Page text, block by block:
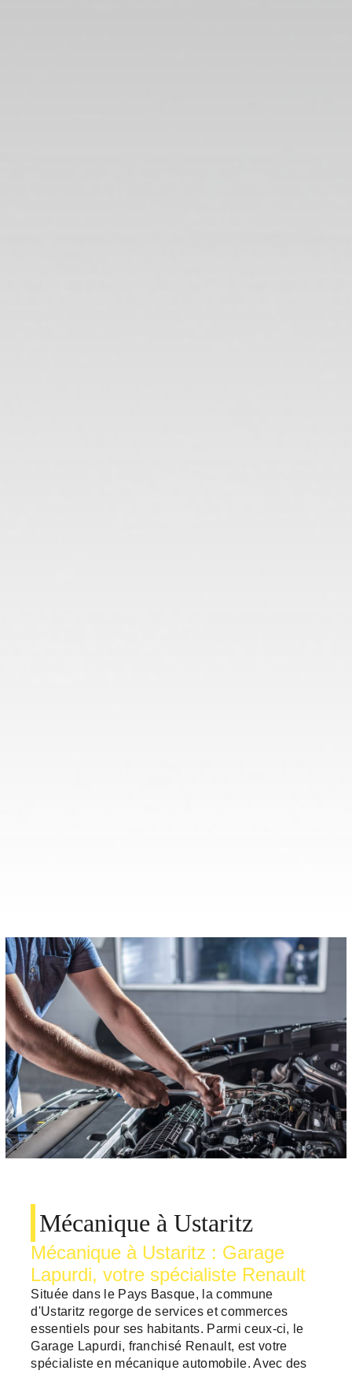
Mécanique à Ustaritz
Mécanique à Ustaritz : Garage
Lapurdi, votre spécialiste Renault
Située dans le Pays Basque, la commune
d'Ustaritz regorge de services et commerces
essentiels pour ses habitants. Parmi ceux-ci, le
Garage Lapurdi, franchisé Renault, est votre
spécialiste en mécanique automobile. Avec des